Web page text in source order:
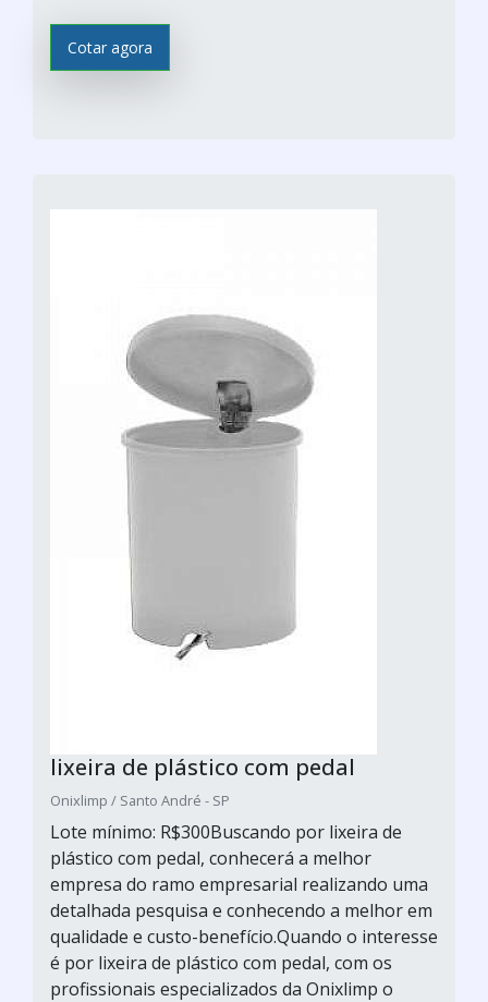
Cotar agora
lixeira de plástico com pedal
Onixlimp / Santo André - SP
Lote mínimo: R$300Buscando por lixeira de
plástico com pedal, conhecerá a melhor
empresa do ramo empresarial realizando uma
detalhada pesquisa e conhecendo a melhor em
qualidade e custo-benefício.Quando o interesse
é por lixeira de plástico com pedal, com os
profissionais especializados da Onixlimp o